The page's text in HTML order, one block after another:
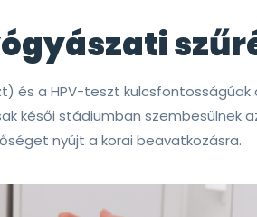
és a HPV-teszt
késői stádiumban szembesülnek
nyújt a korai beavatkozásra.